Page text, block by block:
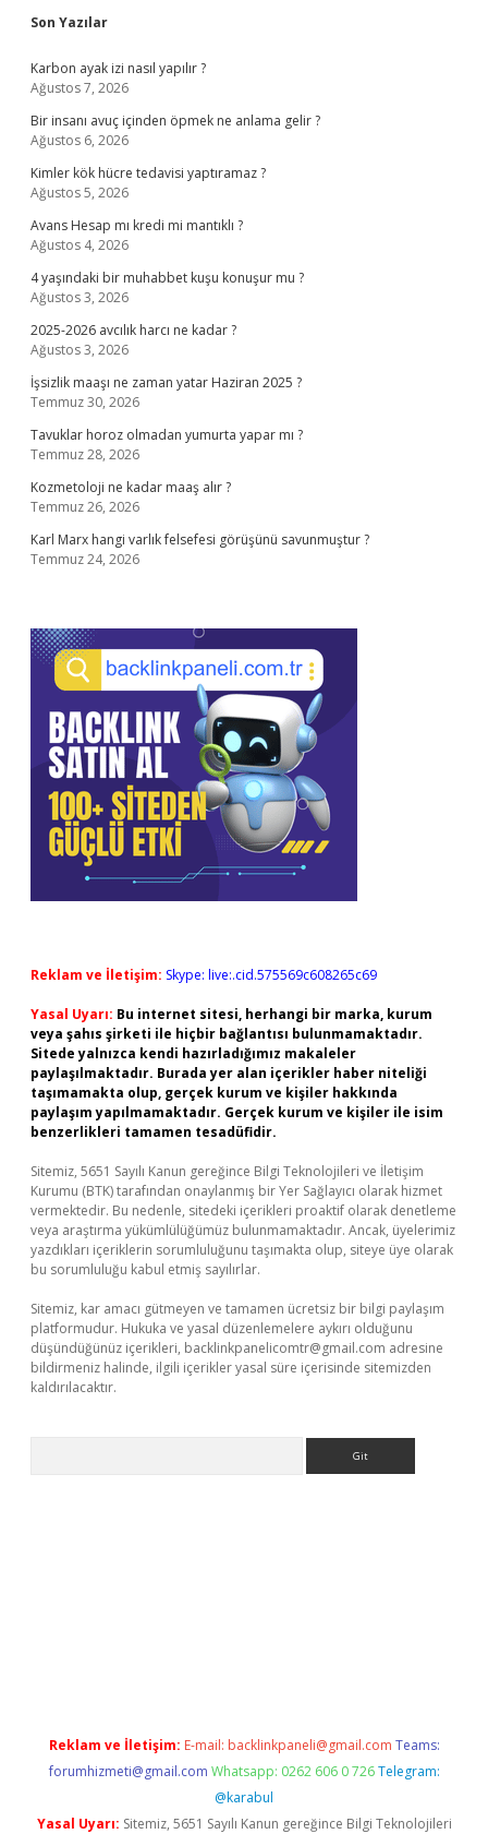
Sidebar
Son Yazılar
Karbon ayak izi nasıl yapılır ?
Ağustos 7, 2026
Bir insanı avuç içinden öpmek ne anlama gelir ?
Ağustos 6, 2026
Kimler kök hücre tedavisi yaptıramaz ?
Ağustos 5, 2026
Avans Hesap mı kredi mi mantıklı ?
Ağustos 4, 2026
4 yaşındaki bir muhabbet kuşu konuşur mu ?
Ağustos 3, 2026
2025-2026 avcılık harcı ne kadar ?
Ağustos 3, 2026
İşsizlik maaşı ne zaman yatar Haziran 2025 ?
Temmuz 30, 2026
Tavuklar horoz olmadan yumurta yapar mı ?
Temmuz 28, 2026
Kozmetoloji ne kadar maaş alır ?
Temmuz 26, 2026
Karl Marx hangi varlık felsefesi görüşünü savunmuştur ?
Temmuz 24, 2026
Reklam ve İletişim: Skype: live:.cid.575569c608265c69
Yasal Uyarı: Bu internet sitesi, herhangi bir marka, kurum
veya şahıs şirketi ile hiçbir bağlantısı bulunmamaktadır.
Sitede yalnızca kendi hazırladığımız makaleler
paylaşılmaktadır. Burada yer alan içerikler haber niteliği
taşımamakta olup, gerçek kurum ve kişiler hakkında
paylaşım yapılmamaktadır. Gerçek kurum ve kişiler ile isim
benzerlikleri tamamen tesadüfidir.
Sitemiz, 5651 Sayılı Kanun gereğince Bilgi Teknolojileri ve İletişim
Kurumu (BTK) tarafından onaylanmış bir Yer Sağlayıcı olarak hizmet
vermektedir. Bu nedenle, sitedeki içerikleri proaktif olarak denetleme
veya araştırma yükümlülüğümüz bulunmamaktadır. Ancak, üyelerimiz
yazdıkları içeriklerin sorumluluğunu taşımakta olup, siteye üye olarak
bu sorumluluğu kabul etmiş sayılırlar.
Sitemiz, kar amacı gütmeyen ve tamamen ücretsiz bir bilgi paylaşım
platformudur. Hukuka ve yasal düzenlemelere aykırı olduğunu
düşündüğünüz içerikleri, backlinkpanelicomtr@gmail.com adresine
bildirmeniz halinde, ilgili içerikler yasal süre içerisinde sitemizden
kaldırılacaktır.
Reklam ve İletişim: E-mail: backlinkpaneli@gmail.com Teams:
forumhizmeti@gmail.com Whatsapp: 0262 606 0 726 Telegram:
@karabul
Yasal Uyarı: Sitemiz, 5651 Sayılı Kanun gereğince Bilgi Teknolojileri